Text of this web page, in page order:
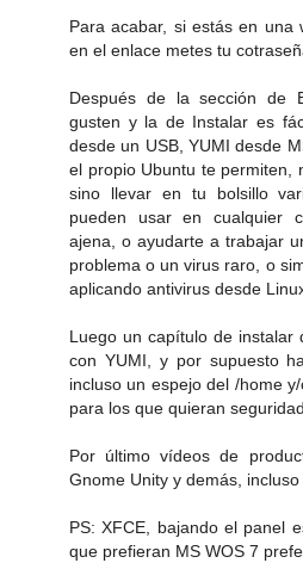
Para acabar, si estás en
en el enlace metes tu
Después de la sección de
gusten y la de Instalar es
desde un USB, YUMI desde
el propio Ubuntu te permiten,
sino llevar en tu bolsillo
pueden usar en cualquier
ajena, o ayudarte a trabajar
problema o un virus raro, o
aplicando antivirus desde
Luego un capítulo de instalar
con YUMI, y por supuesto
incluso un espejo del /home
para los que quieran seguridad.
Por último vídeos de
Gnome Unity y demás,
PS: XFCE, bajando el panel
que prefieran MS WOS 7